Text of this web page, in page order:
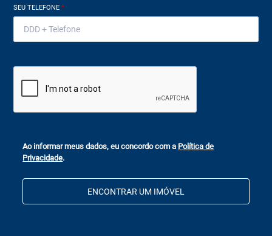
SEU TELEFONE*
Ao informar meus dados, eu concordo com a Política de
Privacidade.
ENCONTRAR UM IMÓVEL